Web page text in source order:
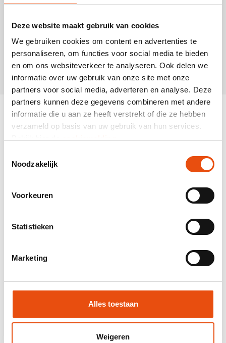
Deze website maakt gebruik van cookies
We gebruiken cookies om content en advertenties te
personaliseren, om functies voor social media te bieden
en om ons websiteverkeer te analyseren. Ook delen we
informatie over uw gebruik van onze site met onze
partners voor social media, adverteren en analyse. Deze
partners kunnen deze gegevens combineren met andere
informatie die u aan ze heeft verstrekt of die ze hebben
verzameld op basis van uw gebruik van hun services.
Noodzakelijk
Voorkeuren
Statistieken
Marketing
Alles toestaan
Weigeren
vives et un peu plus pâles qu'avec les techniques
vitesse de l'impression numérique. La couleur de la
matière affecte l'impression. Avec un fond non
blanc, l'impression sera saturéeselon la couleur de la
Versions de sacs à dos en